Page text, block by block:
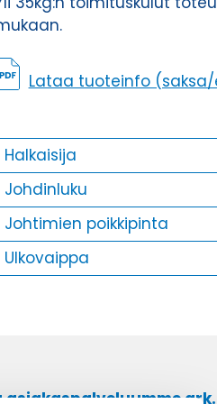
Lataa tuoteinfo
Halkaisija
Johdinluku
Johtimien poikkipinta
Ulkovaippa
asiakaspalveluumme ark.